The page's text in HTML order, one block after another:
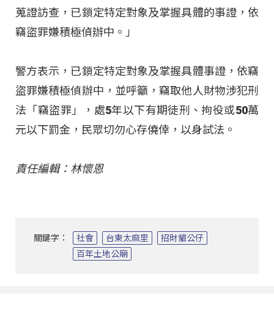
蒐證訪查，已鎖定特定對象及掌握具體的事證，依
竊盜罪嫌積極偵辦中。」
警方表示，已鎖定特定對象及掌握具體事證，依竊
盜罪嫌積極偵辦中，並呼籲，竊取他人財物涉犯刑
法「竊盜罪」，處5年以下有期徒刑、拘役或50萬
元以下罰金，民眾切勿心存僥倖，以身試法。
責任編輯：林懷恩
關鍵字： 社會 台東太麻里
招財貓公仔
百年土地公廟